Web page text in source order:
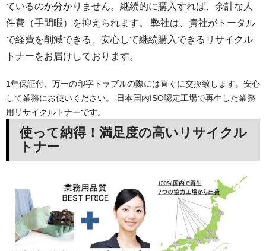
ているのか分かりません。継続的に購入すれば、余計な人
件費（手間暇）を抑えられます。 弊社は、貴社がトータル
で経費を削減できる、安心して継続購入できるリサイクル
トナーをお届けしております。
1年保証付、万一の印字トラブルの際には直ぐに交換致します。安心
して業務にお使いください。 日本国内ISO認定工場で再生した業務
用リサイクルトナーです。
使って納得！満足度の高いリサイクル
トナー